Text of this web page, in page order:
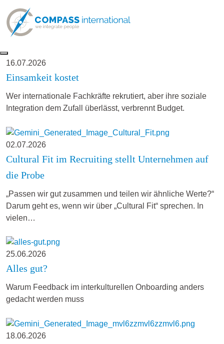
16.07.2026
Einsamkeit kostet
Wer internationale Fachkräfte rekrutiert, aber ihre soziale
Integration dem Zufall überlässt, verbrennt Budget.
02.07.2026
Cultural Fit im Recruiting stellt Unternehmen auf
die Probe
„Passen wir gut zusammen und teilen wir ähnliche Werte?“
Darum geht es, wenn wir über „Cultural Fit“ sprechen. In
vielen…
25.06.2026
Alles gut?
Warum Feedback im interkulturellen Onboarding anders
gedacht werden muss
18.06.2026